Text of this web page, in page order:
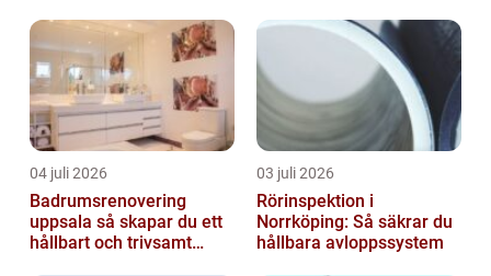
04 juli 2026
Badrumsrenovering
uppsala så skapar du ett
hållbart och trivsamt
03 juli 2026
Rörinspektion i
Norrköping: Så säkrar du
hållbara avloppssystem